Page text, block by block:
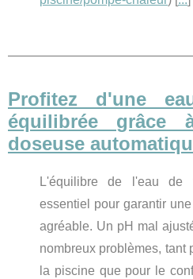
Profitez d'une
équilibrée grâce
doseuse
L'équilibre de l'eau de
essentiel pour garantir
agréable. Un pH mal
nombreux problèmes, tant
la piscine que pour le